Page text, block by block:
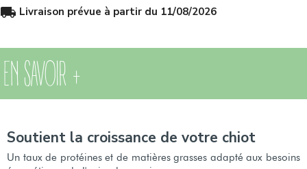
local_shipping Livraison prévue à partir du 11/08/2026
EN SAVOIR +
Soutient la croissance de votre chiot
Un taux de protéines et de matières grasses adapté aux besoins